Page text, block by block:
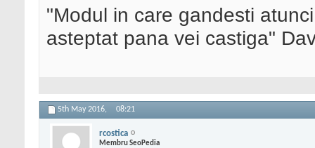
"Modul in care gandesti
asteptat pana vei castiga"
5th May 2016, 08:21
rcostica
Membru SeoPedia